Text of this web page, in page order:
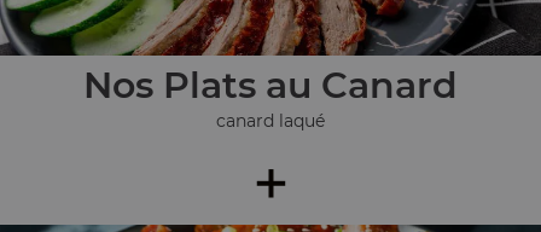
Nos Plats au Canard
canard laqué
+